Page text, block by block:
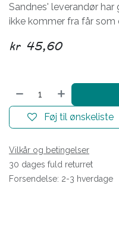
Sandnes' leverandør
ikke kommer fra får
kr 45,60
Føj til ønskeliste
Vilkår og betingelser
30 dages fuld returret
Forsendelse: 2-3 hverdage